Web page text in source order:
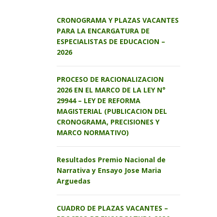
CRONOGRAMA Y PLAZAS VACANTES
PARA LA ENCARGATURA DE
ESPECIALISTAS DE EDUCACION –
2026
PROCESO DE RACIONALIZACION
2026 EN EL MARCO DE LA LEY N°
29944 – LEY DE REFORMA
MAGISTERIAL (PUBLICACION DEL
CRONOGRAMA, PRECISIONES Y
MARCO NORMATIVO)
Resultados Premio Nacional de
Narrativa y Ensayo Jose Maria
Arguedas
CUADRO DE PLAZAS VACANTES –